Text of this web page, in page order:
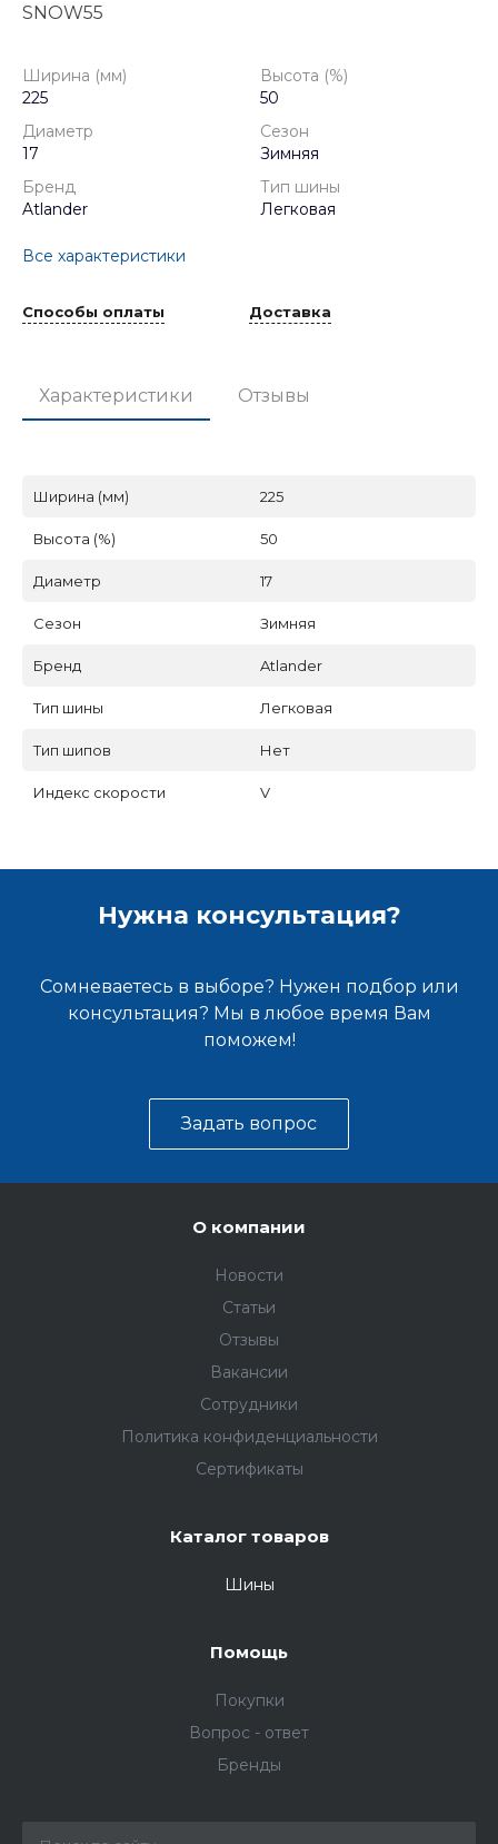
SNOW55
Ширина (мм)
225
Высота (%)
50
Диаметр
17
Сезон
Зимняя
Бренд
Atlander
Тип шины
Легковая
Все характеристики
Способы оплаты Доставка
Характеристики Отзывы
Ширина (мм) 225
Высота (%) 50
Диаметр 17
Сезон Зимняя
Бренд Atlander
Тип шины Легковая
Тип шипов Нет
Индекс скорости V
Нужна консультация?
Сомневаетесь в выборе? Нужен подбор или
консультация? Мы в любое время Вам
поможем!
Задать вопрос
О компании
Новости
Статьи
Отзывы
Вакансии
Сотрудники
Политика конфиденциальности
Сертификаты
Каталог товаров
Шины
Помощь
Покупки
Вопрос - ответ
Бренды